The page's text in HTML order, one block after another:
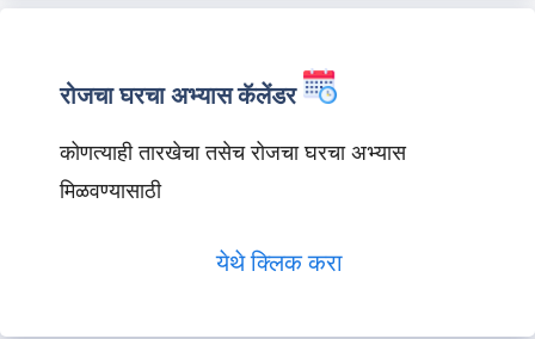
रोजचा घरचा अभ्यास कॅलेंडर
कोणत्याही तारखेचा तसेच रोजचा घरचा अभ्यास
मिळवण्यासाठी
येथे क्लिक करा